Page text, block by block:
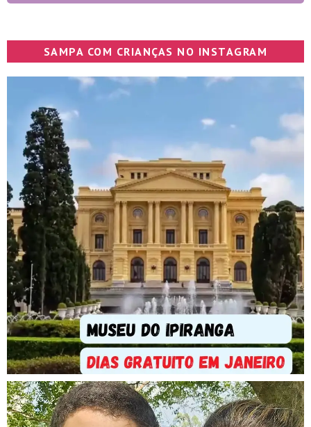
SAMPA COM CRIANÇAS NO INSTAGRAM